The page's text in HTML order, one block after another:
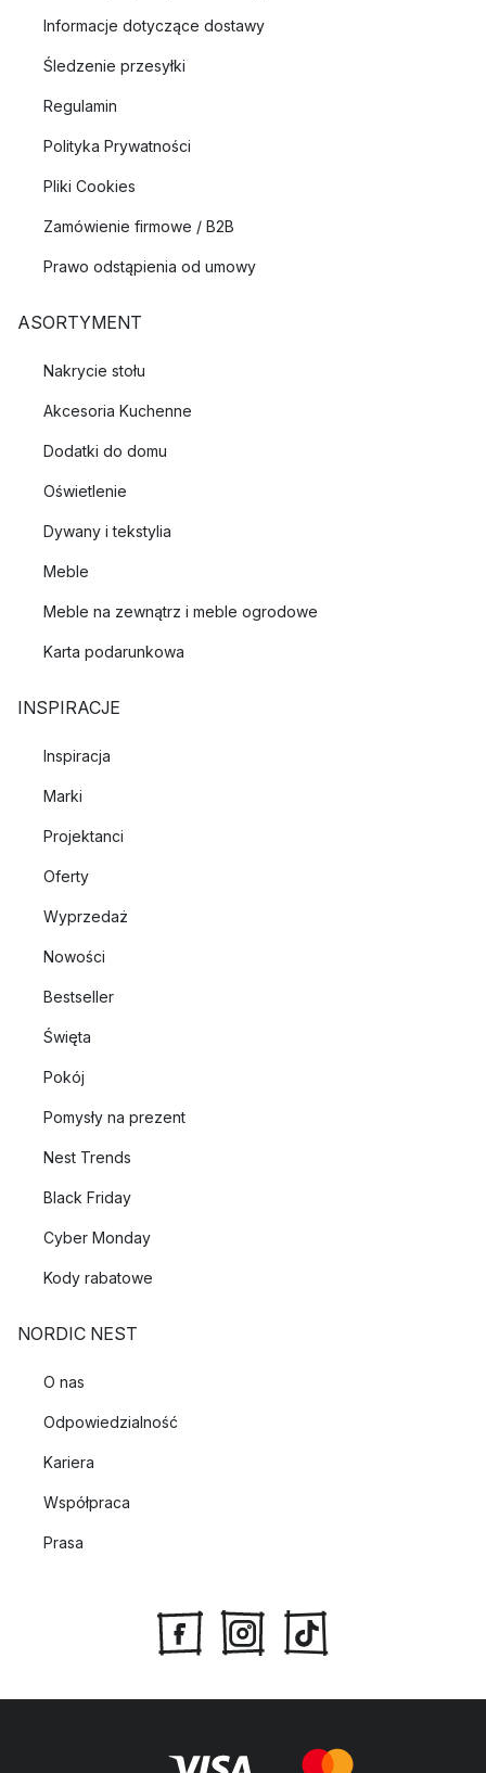
Informacje dotyczące dostawy
Śledzenie przesyłki
Regulamin
Polityka Prywatności
Pliki Cookies
Zamówienie firmowe / B2B
Prawo odstąpienia od umowy
ASORTYMENT
Nakrycie stołu
Akcesoria Kuchenne
Dodatki do domu
Oświetlenie
Dywany i tekstylia
Meble
Meble na zewnątrz i meble ogrodowe
Karta podarunkowa
INSPIRACJE
Inspiracja
Marki
Projektanci
Oferty
Wyprzedaż
Nowości
Bestseller
Święta
Pokój
Pomysły na prezent
Nest Trends
Black Friday
Cyber Monday
Kody rabatowe
NORDIC NEST
O nas
Odpowiedzialność
Kariera
Współpraca
Prasa